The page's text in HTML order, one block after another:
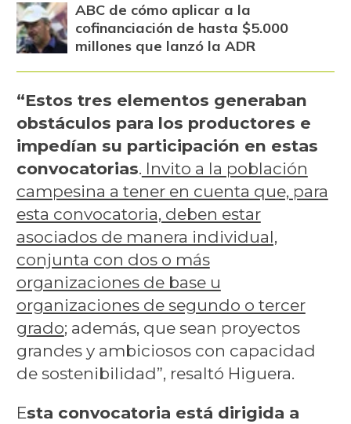
ABC de cómo aplicar a la
cofinanciación de hasta $5.000
millones que lanzó la ADR
“Estos tres elementos generaban
obstáculos para los productores e
impedían su participación en estas
convocatorias. Invito a la población
campesina a tener en cuenta que, para
esta convocatoria, deben estar
asociados de manera individual,
conjunta con dos o más
organizaciones de base u
organizaciones de segundo o tercer
grado; además, que sean proyectos
grandes y ambiciosos con capacidad
de sostenibilidad”, resaltó Higuera.
Esta convocatoria está dirigida a